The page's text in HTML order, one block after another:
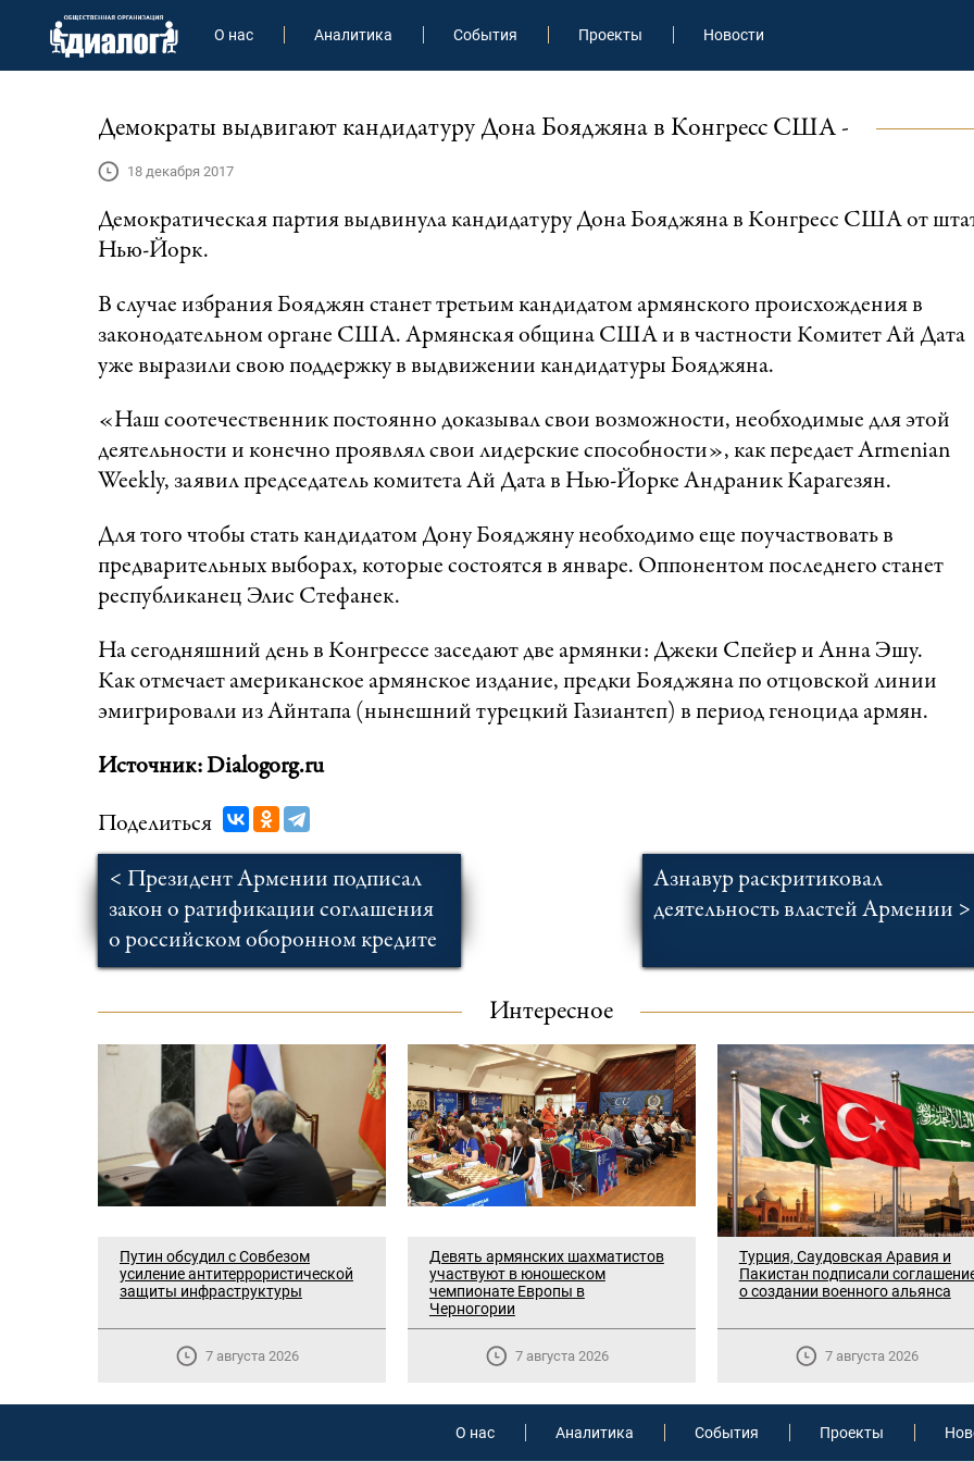
О нас Аналитика События Проекты Новости
Демократы выдвигают кандидатуру Дона Бояджяна в Конгресс США -
18 декабря 2017
Демократическая партия выдвинула кандидатуру Дона Бояджяна в Конгресс США от
Нью-Йорк.
В случае избрания Бояджян станет третьим кандидатом армянского происхождения в
законодательном органе США. Армянская община США и в частности Комитет Ай Дата
уже выразили свою поддержку в выдвижении кандидатуры Бояджяна.
«Наш соотечественник постоянно доказывал свои возможности, необходимые для этой
деятельности и конечно проявлял свои лидерские способности», как передает Аrmenian
Weekly, заявил председатель комитета Ай Дата в Нью-Йорке Андраник Карагезян.
Для того чтобы стать кандидатом Дону Бояджяну необходимо еще поучаствовать в
предварительных выборах, которые состоятся в январе. Оппонентом последнего станет
республиканец Элис Стефанек.
На сегодняшний день в Конгрессе заседают две армянки: Джеки Спейер и Анна Эшу.
Как отмечает американское армянское издание, предки Бояджяна по отцовской линии
эмигрировали из Айнтапа (нынешний турецкий Газиантеп) в период геноцида армян.
Источник: Dialogorg.ru
Поделиться
< Президент Армении подписал
закон о ратификации соглашения
о российском оборонном кредите
Азнавур раскритиковал
деятельность властей Армении >
Интересное
Путин обсудил с Совбезом
усиление антитеррористической
защиты инфраструктуры
7 августа 2026
Девять армянских шахматистов
участвуют в юношеском
чемпионате Европы в
Черногории
7 августа 2026
Турция, Саудовская Аравия и
Пакистан подписали
о создании военного альянса
7 августа 2026
О нас Аналитика События Проекты